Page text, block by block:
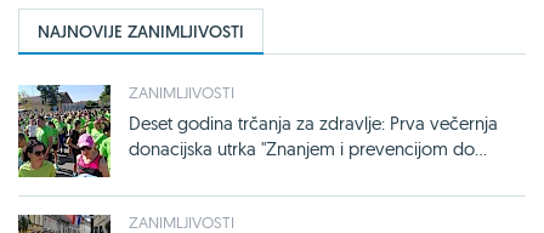
NAJNOVIJE ZANIMLJIVOSTI
ZANIMLJIVOSTI
Deset godina trčanja za zdravlje: Prva večernja
donacijska utrka "Znanjem i prevencijom do...
ZANIMLJIVOSTI